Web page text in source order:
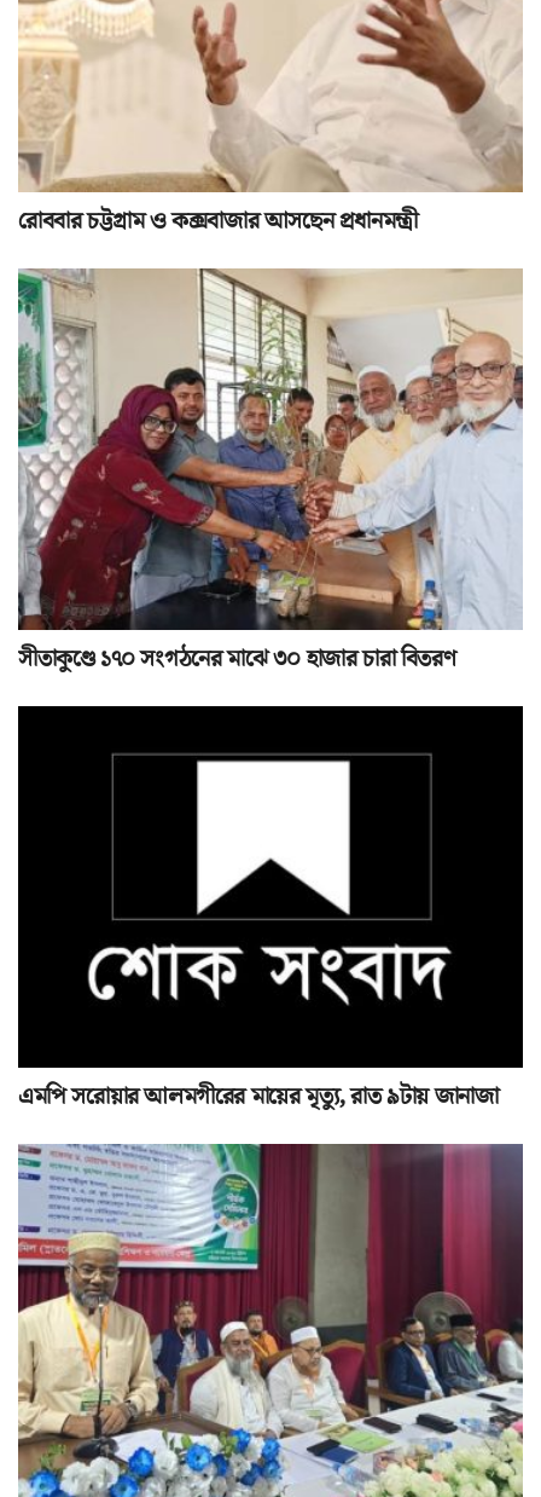
রোববার চট্টগ্রাম ও কক্সবাজার আসছেন প্রধানমন্ত্রী
সীতাকুণ্ডে ১৭০ সংগঠনের মাঝে ৩০ হাজার চারা বিতরণ
এমপি সরোয়ার আলমগীরের মায়ের মৃত্যু, রাত ৯টায় জানাজা